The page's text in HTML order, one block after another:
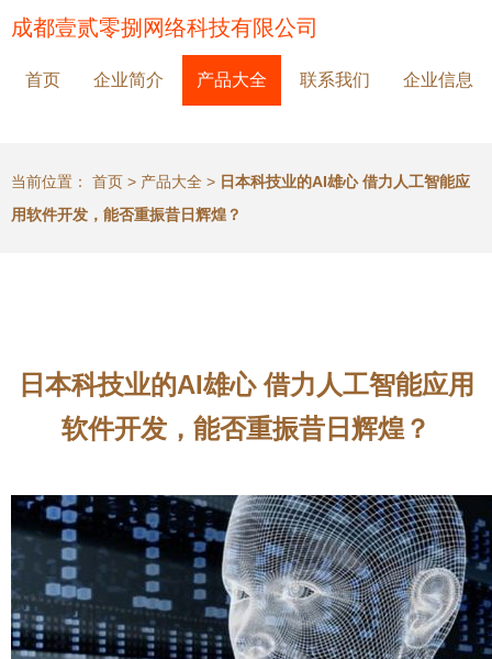
成都壹贰零捌网络科技有限公司
首页 企业简介 产品大全 联系我们 企业信息
当前位置： 首页 > 产品大全 > 日本科技业的AI雄心 借力人工智能应
用软件开发，能否重振昔日辉煌？
日本科技业的AI雄心 借力人工智能应用
软件开发，能否重振昔日辉煌？